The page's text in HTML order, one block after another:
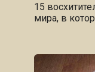
15
мира, в